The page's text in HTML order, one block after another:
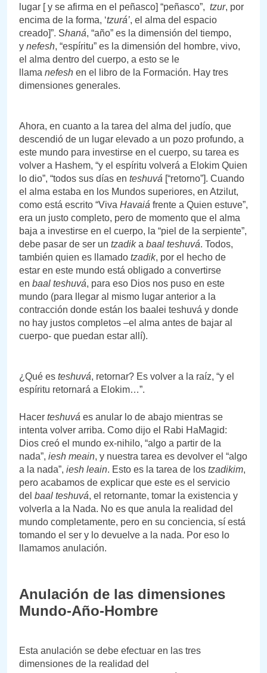
lugar [ y se afirma en el peñasco] “peñasco”, tzur, por
encima de la forma, ‘tzurá’, el alma del espacio
creado]”. Shaná, “año” es la dimensión del tiempo,
y nefesh, “espíritu” es la dimensión del hombre, vivo,
el alma dentro del cuerpo, a esto se le
llama nefesh en el libro de la Formación. Hay tres
dimensiones generales.
Ahora, en cuanto a la tarea del alma del judío, que
descendió de un lugar elevado a un pozo profundo, a
este mundo para investirse en el cuerpo, su tarea es
volver a Hashem, “y el espíritu volverá a Elokim Quien
lo dio”, “todos sus días en teshuvá [“retorno”]. Cuando
el alma estaba en los Mundos superiores, en Atzilut,
como está escrito “Viva Havaiá frente a Quien estuve”,
era un justo completo, pero de momento que el alma
baja a investirse en el cuerpo, la “piel de la serpiente”,
debe pasar de ser un tzadika baal teshuvá. Todos,
también quien es llamado tzadik, por el hecho de
estar en este mundo está obligado a convertirse
en baal teshuvá, para eso Dios nos puso en este
mundo (para llegar al mismo lugar anterior a la
contracción donde están los baalei teshuvá y donde
no hay justos completos –el alma antes de bajar al
cuerpo- que puedan estar allí).
¿Qué es teshuvá, retornar? Es volver a la raíz, “y el
espíritu retornará a Elokim…”.
Hacer teshuvá es anular lo de abajo mientras se
intenta volver arriba. Como dijo el Rabi HaMagid:
Dios creó el mundo ex-nihilo, “algo a partir de la
nada”, iesh meain, y nuestra tarea es devolver el “algo
a la nada”, iesh leain. Esto es la tarea de los tzadikim,
pero acabamos de explicar que este es el servicio
del baal teshuvá, el retornante, tomar la existencia y
volverla a la Nada. No es que anula la realidad del
mundo completamente, pero en su conciencia, sí está
tomando el ser y lo devuelve a la nada. Por eso lo
llamamos anulación.
Anulación de las dimensiones
Mundo-Año-Hombre
Esta anulación se debe efectuar en las tres
dimensiones de la realidad del